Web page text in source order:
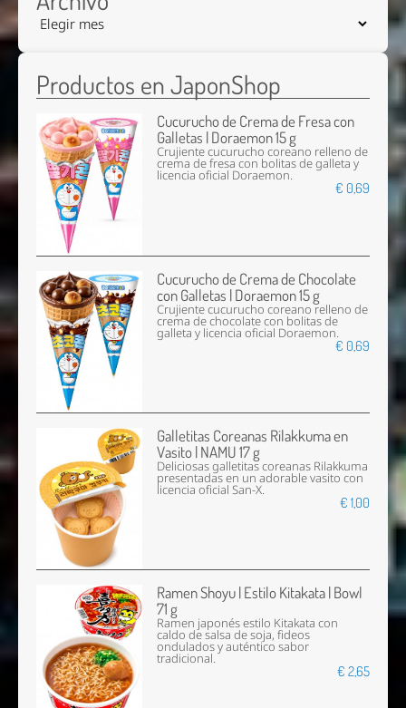
Productos en JaponShop
Cucurucho de Crema de Fresa con
Galletas | Doraemon 15 g
Crujiente cucurucho coreano relleno de
crema de fresa con bolitas de galleta y
licencia oficial Doraemon.
€ 0,69
Cucurucho de Crema de Chocolate
con Galletas | Doraemon 15 g
Crujiente cucurucho coreano relleno de
crema de chocolate con bolitas de
galleta y licencia oficial Doraemon.
€ 0,69
Galletitas Coreanas Rilakkuma en
Vasito | NAMU 17 g
Deliciosas galletitas coreanas Rilakkuma
presentadas en un adorable vasito con
licencia oficial San-X.
€ 1,00
Ramen Shoyu | Estilo Kitakata | Bowl
71 g
Ramen japonés estilo Kitakata con
caldo de salsa de soja, fideos
ondulados y auténtico sabor
tradicional.
€ 2,65